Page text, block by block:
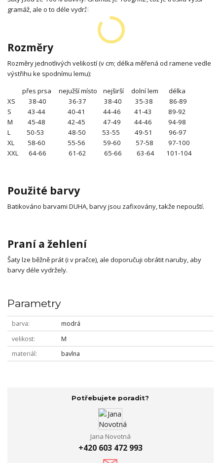
gramáž, ale o to déle vydrží.
Rozměry
Rozměry jednotlivých velikostí (v cm; délka měřená od ramene vedle
výstřihu ke spodnímu lemu):
přes prsa nejužší místo nejširší dolní lem délka
XS 38-40 36-37 38-40 35-38 86-89
S 43-44 40-41 44-46 41-43 89-92
M 45-48 42-45 47-49 44-46 94-98
L 50-53 48-50 53-55 49-51 96-97
XL 58-60 55-56 59-60 57-58 97-100
XXL 64-66 61-62 65-66 63-64 101-104
Použité barvy
Batikováno barvami DUHA, barvy jsou zafixovány, takže nepouští.
Praní a žehlení
Šaty lze běžně prát (i v pračce), ale doporučuji obrátit naruby, aby
barvy déle vydržely.
Parametry
barva
modrá
velikost
M
materiál
bavlna
Potřebujete poradit?
Jana Novotná
+420 603 472 993